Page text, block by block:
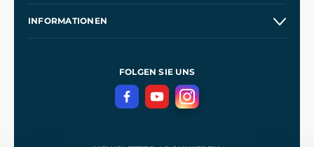
Kontakt
INFORMATIONEN
DatenschutzerklärungFOLGEN SIE UNS